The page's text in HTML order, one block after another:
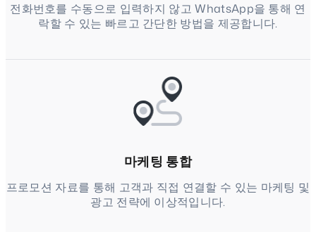
전화번호를 수동으로 입력하지 않고 WhatsApp을 통해 연
락할 수 있는 빠르고 간단한 방법을 제공합니다.
마케팅 통합
프로모션 자료를 통해 고객과 직접 연결할 수 있는 마케팅 및
광고 전략에 이상적입니다.